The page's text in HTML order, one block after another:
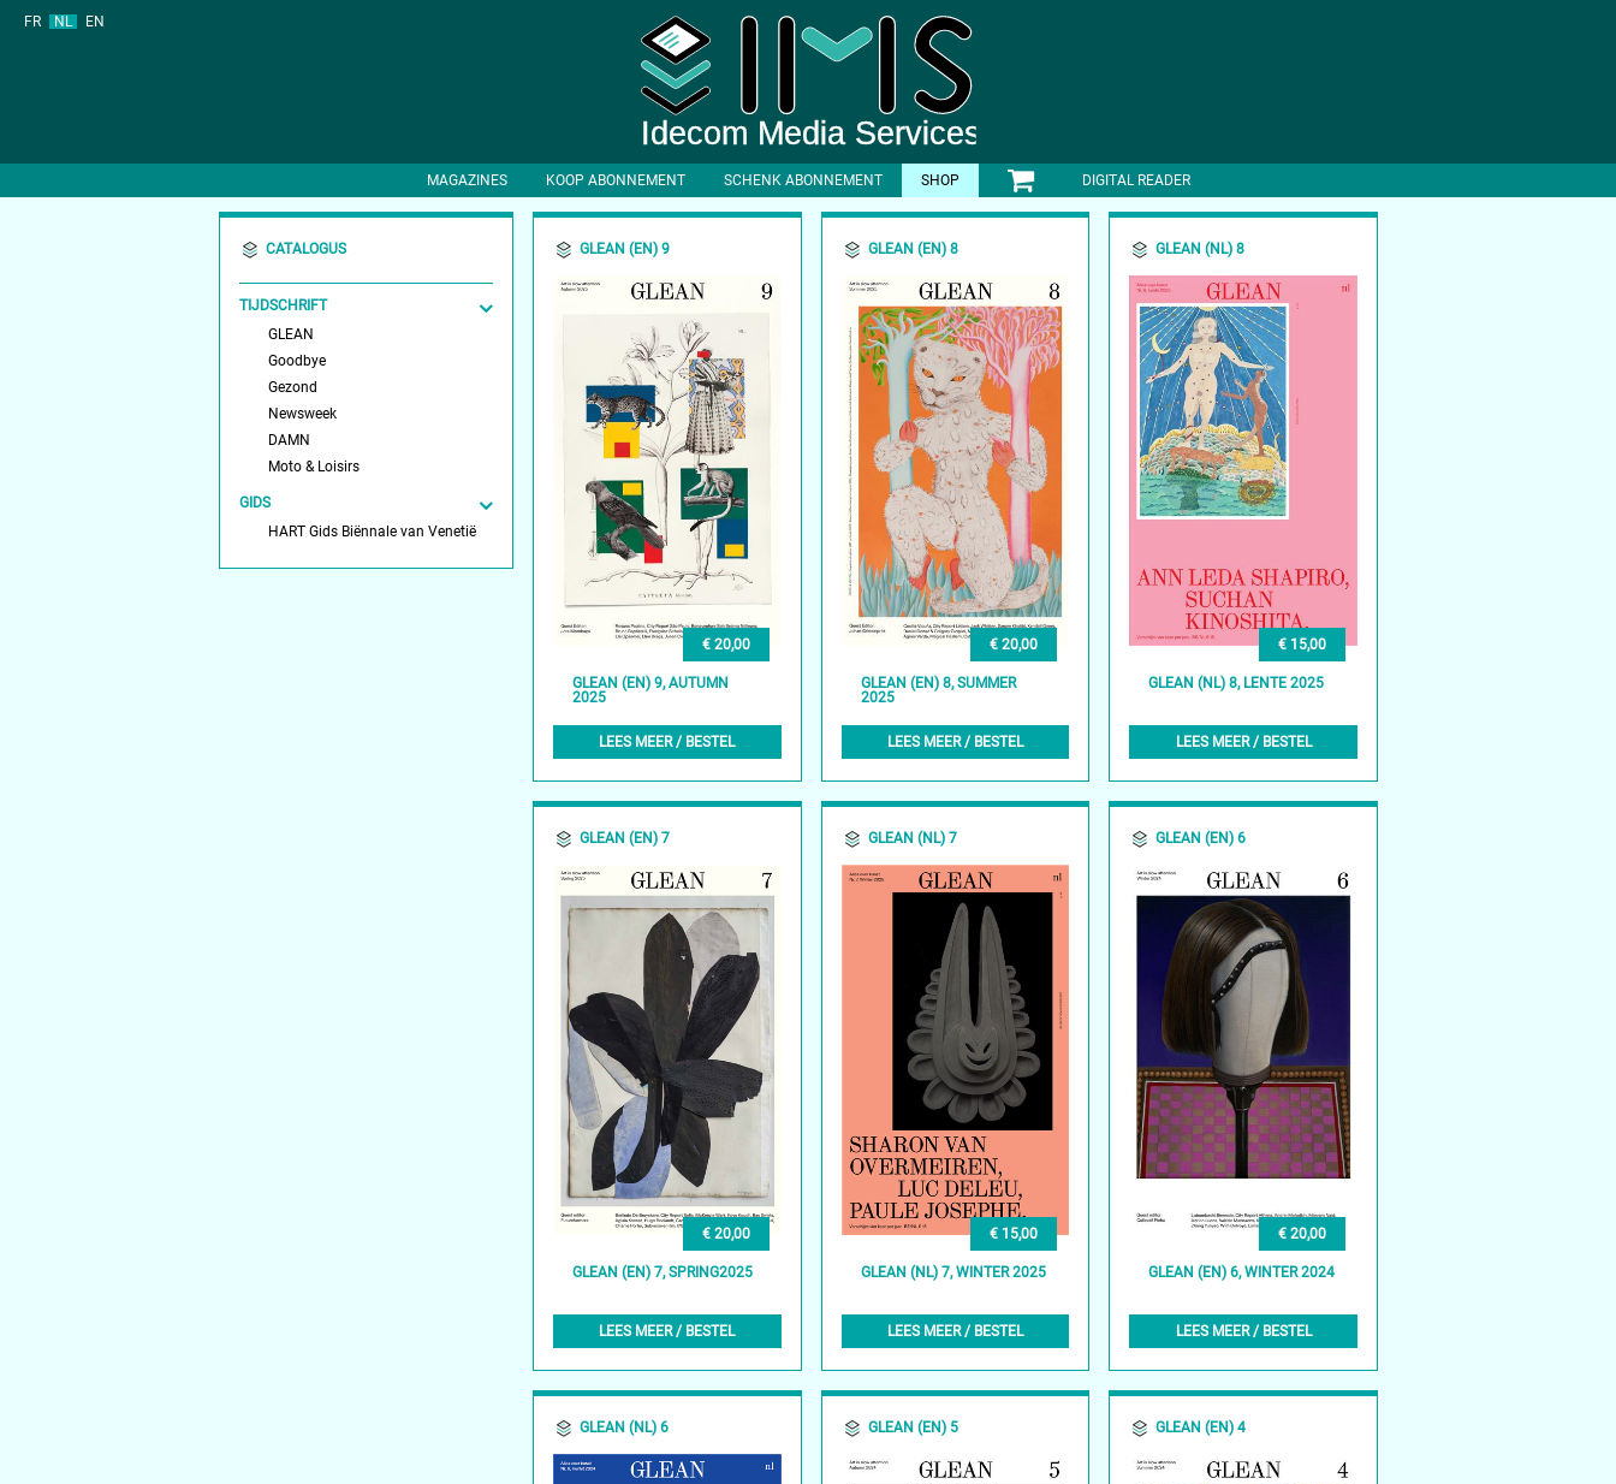
FR NL EN
MAGAZINES KOOP ABONNEMENT SCHENK ABONNEMENT SHOP DIGITAL READER
CATALOGUS
TIJDSCHRIFT
GLEAN
Goodbye
Gezond
Newsweek
DAMN
Moto & Loisirs
GIDS
HART Gids Biënnale van Venetië
GLEAN (EN) 9
€ 20,00
GLEAN (EN) 9, AUTUMN
2025
LEES MEER / BESTEL
GLEAN (EN) 8
€ 20,00
GLEAN (EN) 8, SUMMER
2025
LEES MEER / BESTEL
GLEAN (NL) 8
€ 15,00
GLEAN (NL) 8, LENTE 2025
LEES MEER / BESTEL
GLEAN (EN) 7
€ 20,00
GLEAN (EN) 7, SPRING2025
LEES MEER / BESTEL
GLEAN (NL) 7
€ 15,00
GLEAN (NL) 7, WINTER 2025
LEES MEER / BESTEL
GLEAN (EN) 6
€ 20,00
GLEAN (EN) 6, WINTER 2024
LEES MEER / BESTEL
GLEAN (NL) 6 GLEAN (EN) 5 GLEAN (EN) 4